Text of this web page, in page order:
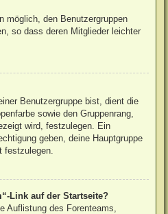
möglich, den Benutzergruppen
so dass deren Mitglieder leichter
Benutzergruppe bist, dient die
sowie den Gruppenrang,
wird, festzulegen. Ein
geben, deine Hauptgruppe
festzulegen.
Link auf der Startseite?
Auflistung des Forenteams,